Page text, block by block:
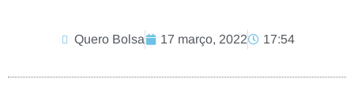
Quero Bolsa 17 março, 2022 17:54